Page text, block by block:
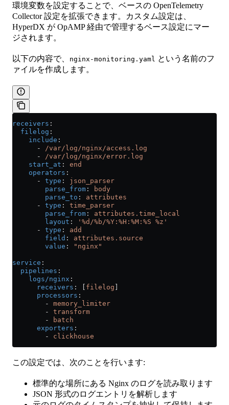
環境変数を設定することで、ベースの OpenTelemetry
Collector 設定を拡張できます。カスタム設定は、
HyperDX が OpAMP 経由で管理するベース設定にマー
ジされます。
以下の内容で、 nginx-monitoring.yaml という名前のフ
ァイルを作成します。
receivers :
  filelog
:
    include
:
      -
/var/log/nginx/access.log
      -
/var/log/nginx/error.log
    start_at
: end
    operators
:
      -
type : json_parser
        parse_from
:
body
        parse_to
: attributes
      -
type : time_parser
        parse_from
: attributes.time_local
        layout
:
'%d/%b/%Y:%H:%M:%S %z'
      -
type : add
        field
: attributes.source
        value
: "nginx"
service :
  pipelines
:
    logs/nginx
:
      receivers
: [ filelog
      processors
:
        -
memory_limiter
        -
transform
        -
batch
      exporters
:
        -
clickhouse
この設定では、次のことを行います:
標準的な場所にある Nginx のログを読み取ります
JSON 形式のログエントリを解析します